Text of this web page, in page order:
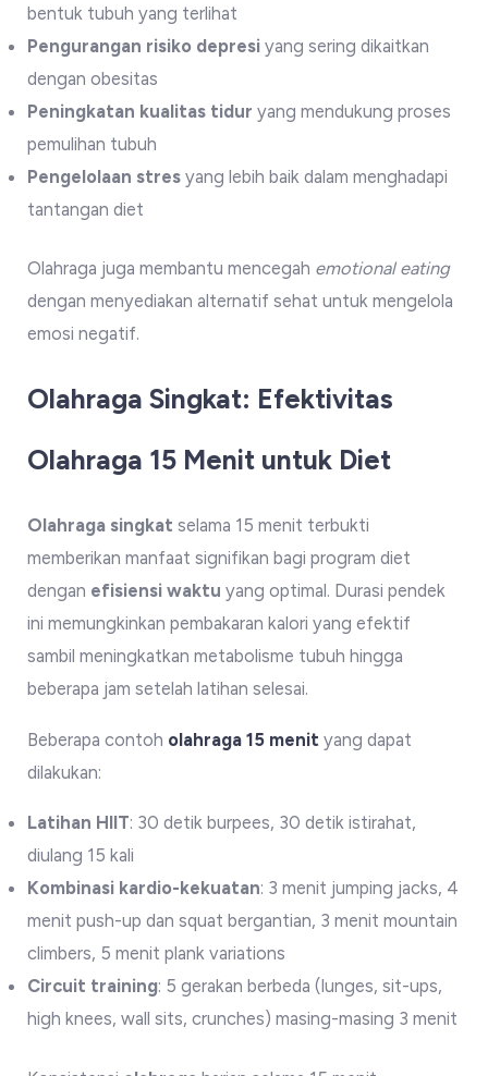
bentuk tubuh yang terlihat
Pengurangan risiko depresi yang sering dikaitkan
dengan obesitas
Peningkatan kualitas tidur yang mendukung proses
pemulihan tubuh
Pengelolaan stres yang lebih baik dalam menghadapi
tantangan diet
Olahraga juga membantu mencegah emotional eating
dengan menyediakan alternatif sehat untuk mengelola
emosi negatif.
Olahraga Singkat: Efektivitas
Olahraga 15 Menit untuk Diet
Olahraga singkat selama 15 menit terbukti
memberikan manfaat signifikan bagi program diet
dengan efisiensi waktu yang optimal. Durasi pendek
ini memungkinkan pembakaran kalori yang efektif
sambil meningkatkan metabolisme tubuh hingga
beberapa jam setelah latihan selesai.
Beberapa contoh olahraga 15 menit yang dapat
dilakukan:
Latihan HIIT: 30 detik burpees, 30 detik istirahat,
diulang 15 kali
Kombinasi kardio-kekuatan: 3 menit jumping jacks, 4
menit push-up dan squat bergantian, 3 menit mountain
climbers, 5 menit plank variations
Circuit training: 5 gerakan berbeda (lunges, sit-ups,
high knees, wall sits, crunches) masing-masing 3 menit